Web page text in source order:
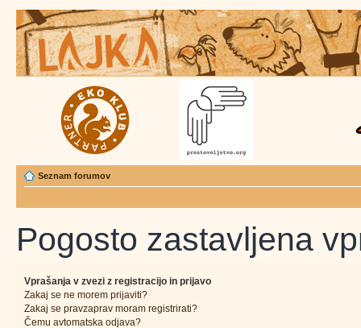
Seznam forumov
Pogosto zastavljena
Vprašanja v zvezi z registracijo in prijavo
Zakaj se ne morem prijaviti?
Zakaj se pravzaprav moram registrirati?
Čemu avtomatska odjava?